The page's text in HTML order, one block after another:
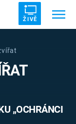
ŽIVĚ
VÁLKA
„OCHRÁNCI